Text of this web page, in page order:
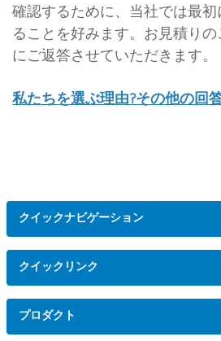
確認するために、当社では最
ることを好みます。お見積りの
にご返答させていただきます。
私たちを選ぶ理由?その他の回
クイックナビゲーション
クイックリンク
プロダクト